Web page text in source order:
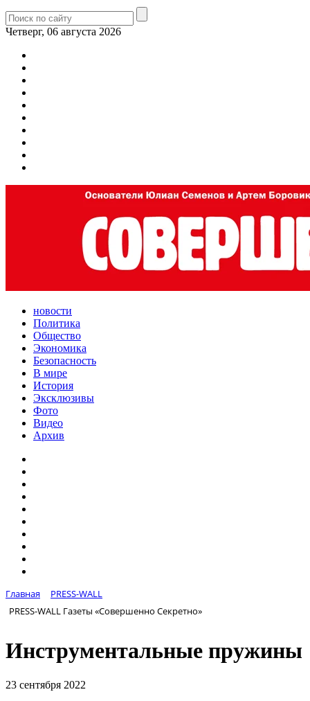
Четверг, 06 августа 2026
новости
Политика
Общество
Экономика
Безопасность
В мире
История
Эксклюзивы
Фото
Видео
Архив
Главная
PRESS-WALL
PRESS-WALL Газеты «Совершенно Секретно»
Инструментальные пружины
23 сентября 2022